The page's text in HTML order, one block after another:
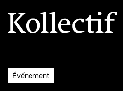
Aller à la page d'accueil
Logo Kollectif
Événement